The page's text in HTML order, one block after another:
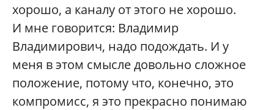
хорошо, а каналу от этого не хорошо.
И мне говорится: Владимир
Владимирович, надо подождать. И у
меня в этом смысле довольно сложное
положение, потому что, конечно, это
компромисс, я это прекрасно понимаю